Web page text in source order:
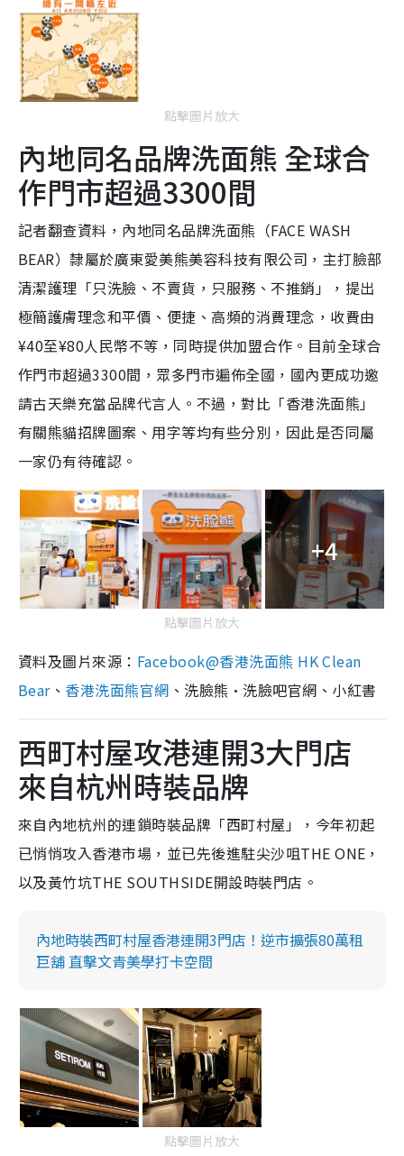
點擊圖片放大
內地同名品牌洗面熊 全球合
作門市超過3300間
記者翻查資料，內地同名品牌洗面熊（FACE WASH
BEAR）隸屬於廣東愛美熊美容科技有限公司，主打臉部
清潔護理「只洗臉、不賣貨，只服務、不推銷」，提出
極簡護膚理念和平價、便捷、高頻的消費理念，收費由
¥40至¥80人民幣不等，同時提供加盟合作。目前全球合
作門市超過3300間，眾多門市遍佈全國，國內更成功邀
請古天樂充當品牌代言人。不過，對比「香港洗面熊」
有關熊貓招牌圖案、用字等均有些分別，因此是否同屬
一家仍有待確認。
+4
點擊圖片放大
資料及圖片來源： Facebook@香港洗面熊 HK Clean
Bear、 香港洗面熊官網 、洗臉熊·洗臉吧官網、小紅書
西町村屋攻港連開3大門店
來自杭州時裝品牌
來自內地杭州的連鎖時裝品牌「西町村屋」，今年初起
已悄悄攻入香港市場，並已先後進駐尖沙咀THE ONE，
以及黃竹坑THE SOUTHSIDE開設時裝門店。
內地時裝西町村屋香港連開3門店！逆市擴張80萬租
巨舖 直擊文青美學打卡空間
點擊圖片放大